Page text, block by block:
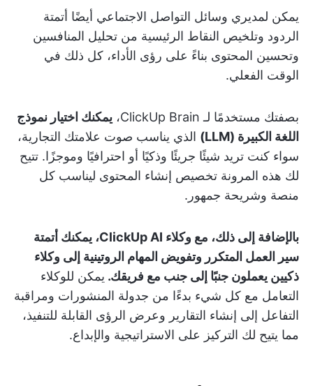
يمكن لمديري وسائل التواصل الاجتماعي أيضًا أتمتة
الردود وتلخيص النقاط الرئيسية من تحليل المنافسين
وتحسين المحتوى بناءً على رؤى الأداء، كل ذلك في
الوقت الفعلي.
بصفتك مستخدمًا لـ ClickUp Brain،
يمكنك اختيار نموذج
اللغة الكبيرة (LLM)
الذي يناسب صوت علامتك التجارية،
سواء كنت تريد شيئًا جريئًا وذكيًا أو احترافيًا وموجزًا. تتيح
لك هذه المرونة تخصيص إنشاء المحتوى ليناسب كل
منصة وشريحة جمهور.
بالإضافة إلى ذلك، مع وكلاء ClickUp AI، يمكنك أتمتة
سير العمل المتكرر وتفويض المهام الروتينية إلى وكلاء
ذكيين يعملون جنبًا إلى جنب مع فريقك. يمكن للوكلاء
التعامل مع كل شيء بدءًا من جدولة المنشورات ومراقبة
التفاعل إلى إنشاء التقارير وعرض الرؤى القابلة للتنفيذ،
مما يتيح لك التركيز على الاستراتيجية والإبداع.